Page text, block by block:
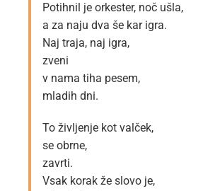
Potihnil je orkester, noč ušla,
a za naju dva še kar igra.
Naj traja, naj igra,
zveni
v nama tiha pesem,
mladih dni.
To življenje kot valček,
se obrne,
zavrti.
Vsak korak že slovo je,